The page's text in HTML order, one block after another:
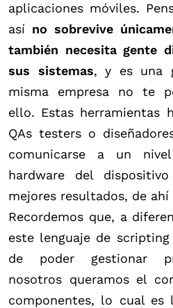
aplicaciones móviles.
así no sobrevive
también necesita gente
sus sistemas, y es una
misma empresa no te
ello. Estas herramientas
QAs testers o
comunicarse a un
hardware del
mejores resultados, de
Recordemos que, a
este lenguaje de
de poder gestionar
nosotros queramos el
componentes, lo cual es